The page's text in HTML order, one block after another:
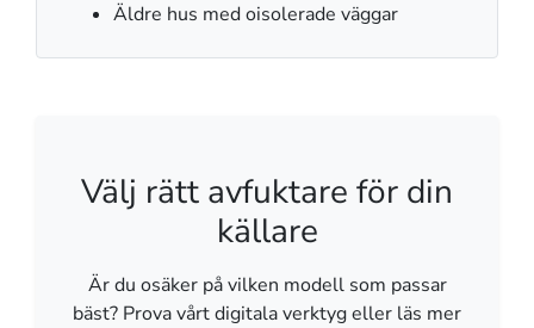
Äldre hus med oisolerade väggar
Välj rätt avfuktare för din
källare
Är du osäker på vilken modell som passar
bäst? Prova vårt digitala verktyg eller läs mer